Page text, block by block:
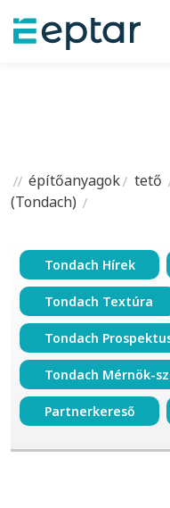
építőanyagok tető
(Tondach)
Tondach Hírek
Tondach Textúra
Tondach
Tondach Mérnök-
Partnerkereső